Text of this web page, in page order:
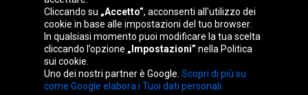
España
Österreich
republika
Kingdom
Cliccando su „Accetto”, acconsenti all'utilizzo dei
cookie in base alle impostazioni del tuo browser.
In qualsiasi momento puoi modificare la tua scelta
cliccando l’opzione „Impostazioni” nella Politica
sui cookie.
Uno dei nostri partner è Google. Scopri di più su
come Google elabora i Tuoi dati personali.